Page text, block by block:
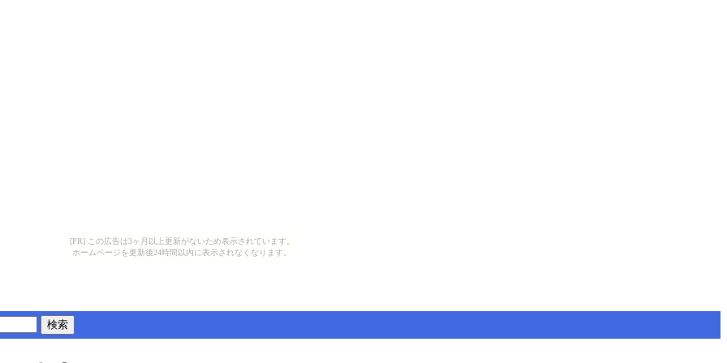
[PR] この広告は3ヶ月以上更新がないため表示されています。
ホームページを更新後24時間以内に表示されなくなります。